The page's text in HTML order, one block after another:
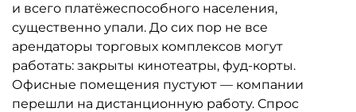
и всего платёжеспособного населения,
существенно упали. До сих пор не все
арендаторы торговых комплексов могут
работать: закрыты кинотеатры, фуд-корты.
Офисные помещения пустуют — компании
перешли на дистанционную работу. Спрос